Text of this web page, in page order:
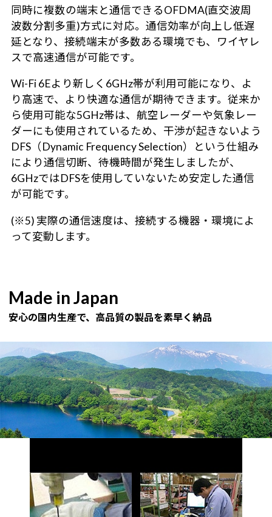
同時に複数の端末と通信できるOFDMA(直交波周
波数分割多重)方式に対応。通信効率が向上し低遅
延となり、接続端末が多数ある環境でも、ワイヤレ
スで高速通信が可能です。
Wi-Fi 6Eより新しく6GHz帯が利用可能になり、よ
り高速で、より快適な通信が期待できます。従来か
ら使用可能な5GHz帯は、航空レーダーや気象レー
ダーにも使用されているため、干渉が起きないよう
DFS（Dynamic Frequency Selection）という仕組み
により通信切断、待機時間が発生しましたが、
6GHzではDFSを使用していないため安定した通信
が可能です。
(※5) 実際の通信速度は、接続する機器・環境によ
って変動します。
Made in Japan
安心の国内生産で、高品質の製品を素早く納品